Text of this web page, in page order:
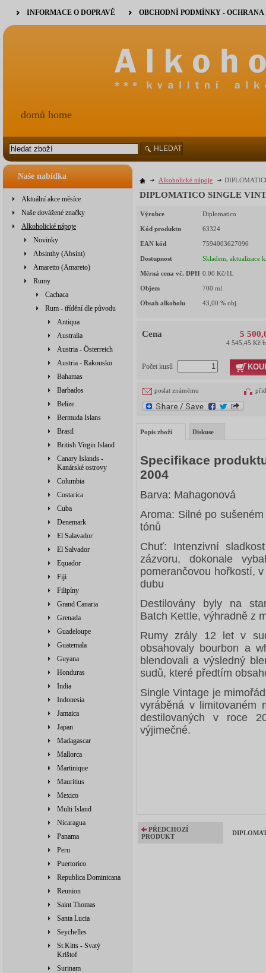
Naše nabídka
Aktuální akce měsíce
Naše dovážené značky
Alkoholické nápoje
Novinky
Absinthy (Absint)
Amaretto (Amareto)
Rumy
Cachaca
Rum - třídění dle původu
Antiqua
Australia
Austria - Österreich
Austria - Rakousko
Bahamas
Barbados
Belize
Bermuda Islans
Brasil
British Virgin Island
Canary Islands -
Kanárské ostrovy
Columbia
Costarica
Cuba
Denemark
El Salavador
El Salvador
Equador
Fiji
Filipíny
Grand Canaria
Grenada
Guadeloupe
Guatemala
Guyana
Honduras
India
Indonesia
Jamaica
Japan
Madagascar
Mallorca
Martinique
Mauritius
Mexico
Multi Island
Nicaragua
Panama
Peru
Puertorico
Republica Dominicana
Reunion
Saint Thomas
Santa Lucia
Seychelles
St.Kitts - Svatý
Krištof
Surinam
Alkoholické nápoje
DIPLOMATICO SINGLE
Výrobce Diplomatico
Kód produktu 63324
EAN kód 7594003627096
Dostupnost Skladem, aktualizace
Měrná cena vč. DPH 0.00 Kč/1L
Objem 700 ml.
Obsah alkoholu 43,00 % obj.
Cena 5
4 545,45 Kč
Počet kusů
poslat známému
Popis zboží Diskuse
Specifikace
2004
Barva: Mahagonová
Aroma: Silné po
tónů
Chuť: Intenzivní
zázvoru, dokonale
pomerančovou hořkostí,
dubu
Destilovány byly na
Batch Kettle, výhradně z
Rumy zrály 12 let v
obsahovaly bourbon a
blendovali a výsledný
sudů, které předtím
Single Vintage je
vyráběná v limitovaném
destilovaných v roce
výjimečné.
PŘEDCHOZÍ
PRODUKT
INFORMACE O DOPRAVĚ OBCHODNÍ PODMÍNKY -
domů home
HLEDAT